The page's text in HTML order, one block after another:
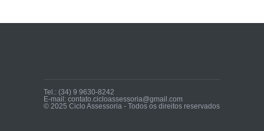
Tel.: (34) 9 9630-8242
E-mail: contato.cicloassessoria@gmail.com
© 2025 Ciclo Assessoria - Todos os direitos reservados